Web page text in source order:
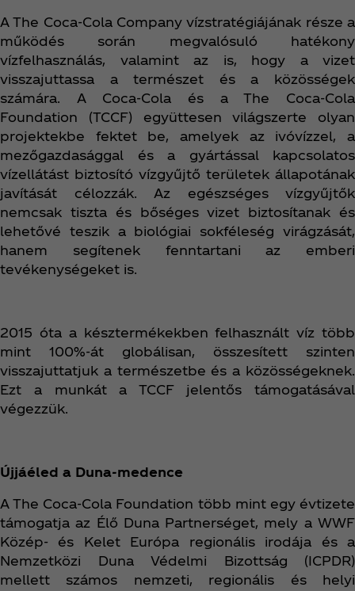
A The Coca‑Cola Company vízstratégiájának része a
működés során megvalósuló hatékony
vízfelhasználás, valamint az is, hogy a vizet
visszajuttassa a természet és a közösségek
számára. A Coca‑Cola és a The Coca‑Cola
Foundation (TCCF) együttesen világszerte olyan
projektekbe fektet be, amelyek az ivóvízzel, a
mezőgazdasággal és a gyártással kapcsolatos
vízellátást biztosító vízgyűjtő területek állapotának
javítását célozzák. Az egészséges vízgyűjtők
nemcsak tiszta és bőséges vizet biztosítanak és
lehetővé teszik a biológiai sokféleség virágzását,
hanem segítenek fenntartani az emberi
tevékenységeket is.
2015 óta a késztermékekben felhasznált víz több
mint 100%-át globálisan, összesített szinten
visszajuttatjuk a természetbe és a közösségeknek.
Ezt a munkát a TCCF jelentős támogatásával
végezzük.
Újjáéled a Duna-medence
A The Coca‑Cola Foundation több mint egy évtizete
támogatja az Élő Duna Partnerséget, mely a WWF
Közép- és Kelet Európa regionális irodája és a
Nemzetközi Duna Védelmi Bizottság (ICPDR)
mellett számos nemzeti, regionális és helyi